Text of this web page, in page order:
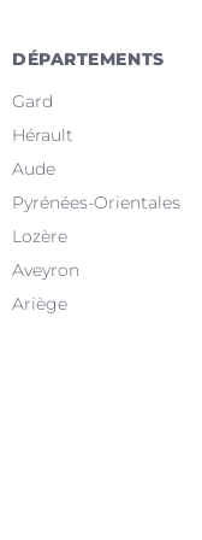
DÉPARTEMENTS
Gard
Hérault
Aude
Pyrénées-Orientales
Lozère
Aveyron
Ariège